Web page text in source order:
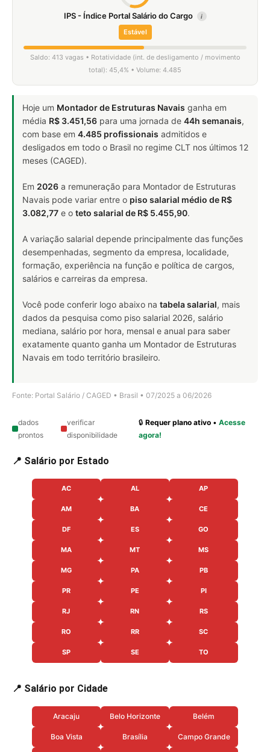
IPS - Índice Portal Salário do Cargo i
Estável
Saldo: 413 vagas • Rotatividade (int. de desligamento / movimento
total): 45,4% • Volume: 4.485
Hoje um Montador de Estruturas Navais ganha em
média R$ 3.451,56 para uma jornada de 44h semanais,
com base em 4.485 profissionais admitidos e
desligados em todo o Brasil no regime CLT nos últimos 12
meses (CAGED).
Em 2026 a remuneração para Montador de Estruturas
Navais pode variar entre o piso salarial médio de R$
3.082,77 e o teto salarial de R$ 5.455,90.
A variação salarial depende principalmente das funções
desempenhadas, segmento da empresa, localidade,
formação, experiência na função e política de cargos,
salários e carreiras da empresa.
Você pode conferir logo abaixo na tabela salarial, mais
dados da pesquisa como piso salarial 2026, salário
mediana, salário por hora, mensal e anual para saber
exatamente quanto ganha um Montador de Estruturas
Navais em todo território brasileiro.
Fonte: Portal Salário / CAGED • Brasil • 07/2025 a 06/2026
dados
prontos
verificar
disponibilidade
🔒Requer plano ativo •Acesse
agora!
📍 Salário por Estado
AC AL AP
AM BA CE
DF ES GO
MA MT MS
MG PA PB
PR PE PI
RJ RN RS
RO RR SC
SP SE TO
📍 Salário por Cidade
Aracaju Belo Horizonte Belém
Boa Vista Brasília Campo Grande